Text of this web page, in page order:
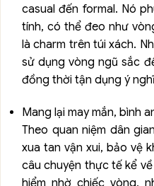
casual đến formal. Nó
tính, có thể đeo như
là charm trên túi xách.
sử dụng vòng ngũ sắc
đồng thời tận dụng ý
Mang lại may mắn, bình
Theo quan niệm dân
xua tan vận xui, bảo vệ
câu chuyện thực tế kể
hiểm nhờ chiếc vòng,